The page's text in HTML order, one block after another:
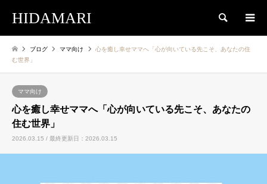
HIDAMARI 検索
ブログ ママ向け
心を癒し幸せママへ「心が向いている先こそ、あなたの住
む世界」
ママ向け
心を癒し幸せママへ「心が向いている先こそ、あなたの
住む世界」
2026.03.15 / 最終更新日：2026.03.15